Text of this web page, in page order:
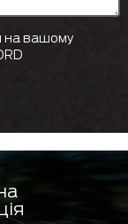
на вашому